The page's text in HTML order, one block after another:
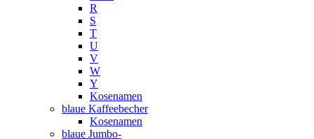
R
S
T
U
V
W
Y
Kosenamen
blaue Kaffeebecher
Kosenamen
blaue Jumbo-